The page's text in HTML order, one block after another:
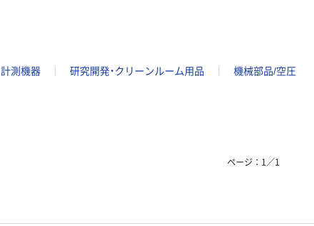
計測機器 研究開発・クリーンルーム用品
機械部品/空圧
ページ： 1 ／1